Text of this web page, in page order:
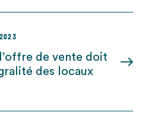
de vente doit
des locaux